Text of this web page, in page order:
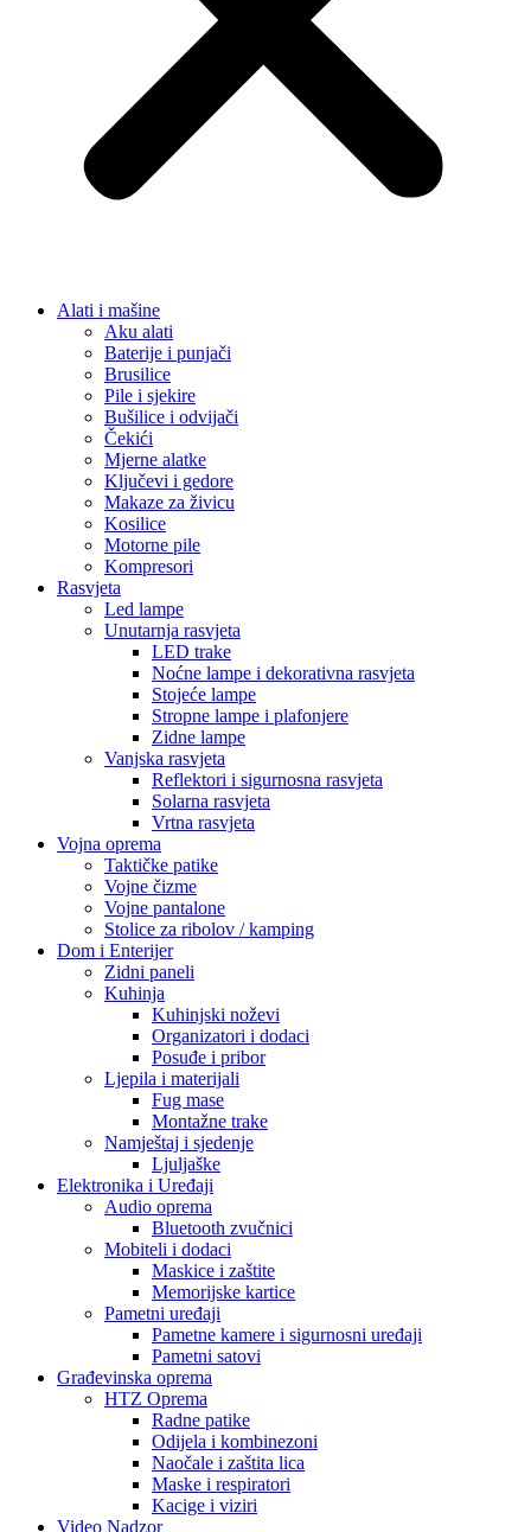
Alati i mašine
Aku alati
Baterije i punjači
Brusilice
Pile i sjekire
Bušilice i odvijači
Čekići
Mjerne alatke
Ključevi i gedore
Makaze za živicu
Kosilice
Motorne pile
Kompresori
Rasvjeta
Led lampe
Unutarnja rasvjeta
LED trake
Noćne lampe i dekorativna rasvjeta
Stojeće lampe
Stropne lampe i plafonjere
Zidne lampe
Vanjska rasvjeta
Reflektori i sigurnosna rasvjeta
Solarna rasvjeta
Vrtna rasvjeta
Vojna oprema
Taktičke patike
Vojne čizme
Vojne pantalone
Stolice za ribolov / kamping
Dom i Enterijer
Zidni paneli
Kuhinja
Kuhinjski noževi
Organizatori i dodaci
Posuđe i pribor
Ljepila i materijali
Fug mase
Montažne trake
Namještaj i sjedenje
Ljuljaške
Elektronika i Uređaji
Audio oprema
Bluetooth zvučnici
Mobiteli i dodaci
Maskice i zaštite
Memorijske kartice
Pametni uređaji
Pametne kamere i sigurnosni uređaji
Pametni satovi
Građevinska oprema
HTZ Oprema
Radne patike
Odijela i kombinezoni
Naočale i zaštita lica
Maske i respiratori
Kacige i viziri
Video Nadzor